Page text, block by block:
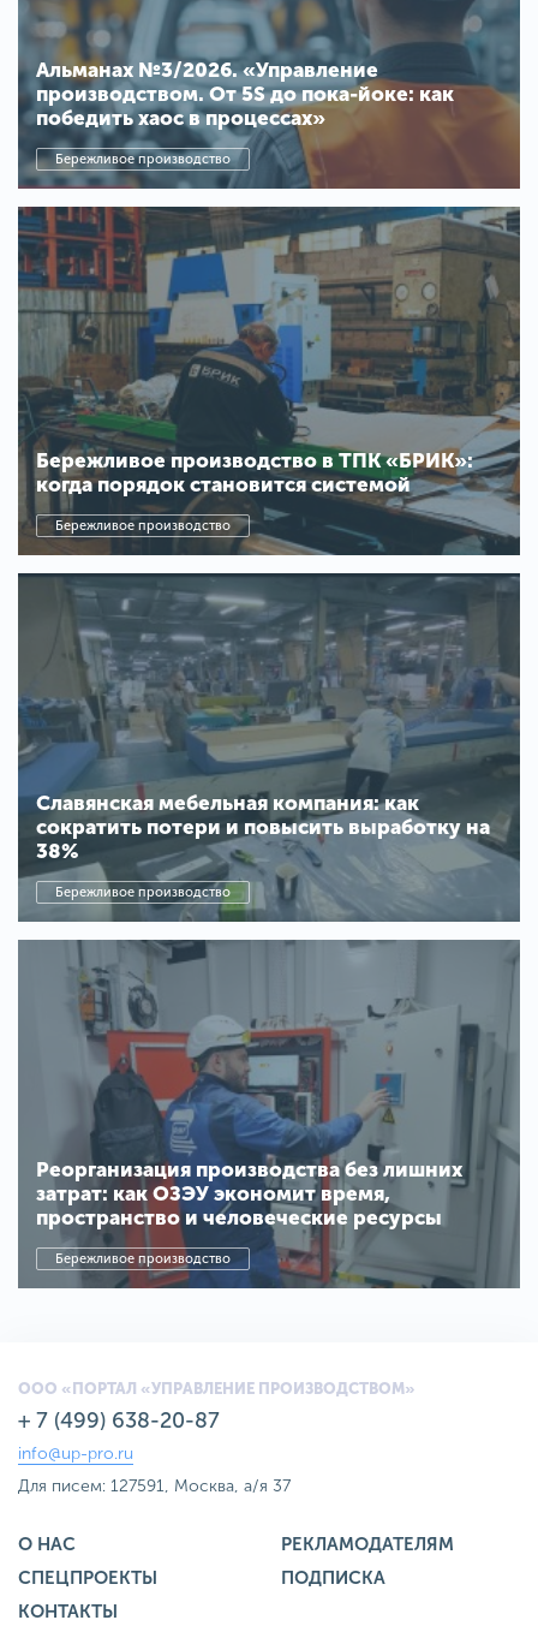
Альманах №3/2026. «Управление
производством. От 5S до пока-йоке: как
победить хаос в процессах»
Бережливое производство
Бережливое производство в ТПК «БРИК»:
когда порядок становится системой
Бережливое производство
Славянская мебельная компания: как
сократить потери и повысить выработку на
38%
Бережливое производство
Реорганизация производства без лишних
затрат: как ОЗЭУ экономит время,
пространство и человеческие ресурсы
Бережливое производство
ООО «ПОРТАЛ «УПРАВЛЕНИЕ ПРОИЗВОДСТВОМ»
+ 7 (499) 638-20-87
info@up-pro.ru
Для писем: 127591, Москва, а/я 37
О НАС
РЕКЛАМОДАТЕЛЯМ
СПЕЦПРОЕКТЫ
ПОДПИСКА
КОНТАКТЫ